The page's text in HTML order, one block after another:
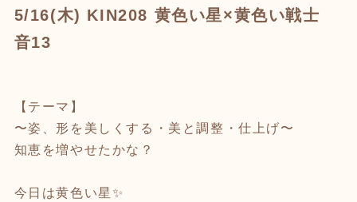
5/16(木) KIN208 黄色い星×黄色い戦士
音13
【テーマ】
〜姿、形を美しくする・美と調整・仕上げ〜
知恵を増やせたかな？
今日は黄色い星✨